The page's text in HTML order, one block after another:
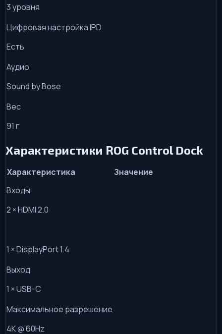
3 уровня
Цифровая настройка IPD
Есть
Аудио
Sound by Bose
Вес
91 г
Характеристики ROG Control Dock
Характеристика
Значение
Входы
2 × HDMI 2.0
1 × DisplayPort 1.4
Выход
1 × USB-C
Максимальное разрешение
4K @ 60Hz